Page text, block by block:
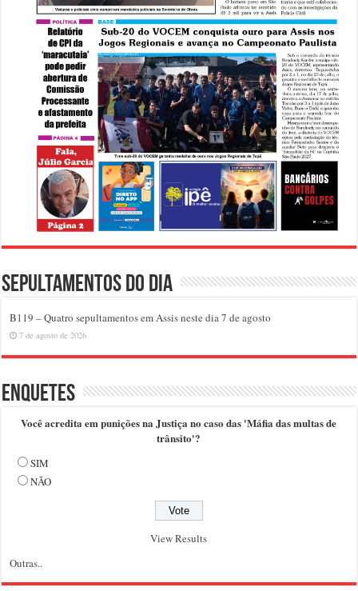
Sepultamentos do dia
B119 – Quatro sepultamentos em Assis neste dia 7 de agosto
7 de agosto de 2026
Enquetes
Você acredita em punições na Justiça no caso das 'Máfia das multas de
trânsito'?
SIM
NÃO
View Results
Outras..